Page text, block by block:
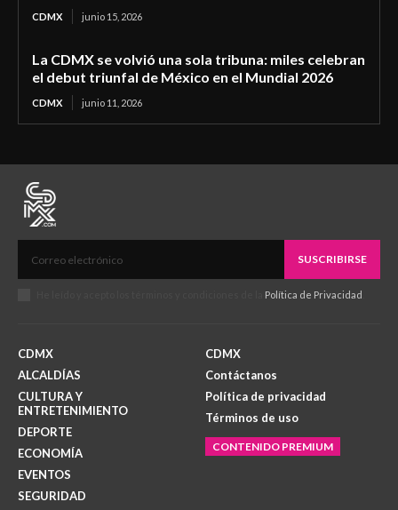
CDMX junio 15, 2026
La CDMX se volvió una sola tribuna: miles celebran
el debut triunfal de México en el Mundial 2026
CDMX junio 11, 2026
SUSCRIBIRSE
Política de Privacidad
CDMX
ALCALDÍAS
CULTURA Y
ENTRETENIMIENTO
DEPORTE
ECONOMÍA
EVENTOS
SEGURIDAD
CDMX
Contáctanos
Política de privacidad
Términos de uso
CONTENIDO PREMIUM